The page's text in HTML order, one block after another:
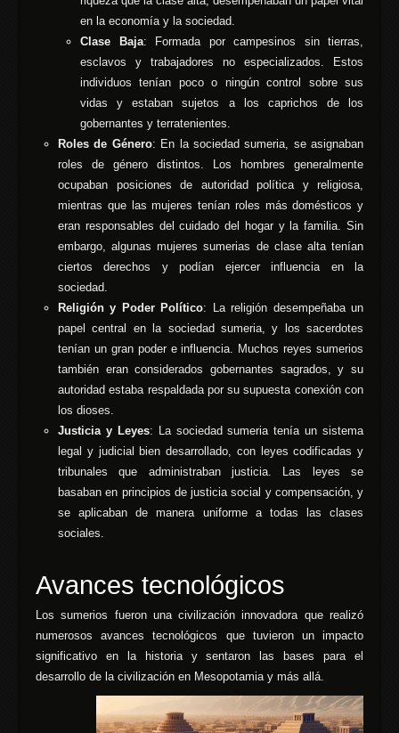
en la economía y la sociedad.
Clase Baja: Formada por campesinos sin tierras,
esclavos y trabajadores no especializados. Estos
individuos tenían poco o ningún control sobre sus
vidas y estaban sujetos a los caprichos de los
gobernantes y terratenientes.
Roles de Género: En la sociedad sumeria, se asignaban
roles de género distintos. Los hombres generalmente
ocupaban posiciones de autoridad política y religiosa,
mientras que las mujeres tenían roles más domésticos y
eran responsables del cuidado del hogar y la familia. Sin
embargo, algunas mujeres sumerias de clase alta tenían
ciertos derechos y podían ejercer influencia en la
sociedad.
Religión y Poder Político: La religión desempeñaba un
papel central en la sociedad sumeria, y los sacerdotes
tenían un gran poder e influencia. Muchos reyes sumerios
también eran considerados gobernantes sagrados, y su
autoridad estaba respaldada por su supuesta conexión con
los dioses.
Justicia y Leyes: La sociedad sumeria tenía un sistema
legal y judicial bien desarrollado, con leyes codificadas y
tribunales que administraban justicia. Las leyes se
basaban en principios de justicia social y compensación, y
se aplicaban de manera uniforme a todas las clases
sociales.
Avances tecnológicos
Los sumerios fueron una civilización innovadora que realizó
numerosos avances tecnológicos que tuvieron un impacto
significativo en la historia y sentaron las bases para el
desarrollo de la civilización en Mesopotamia y más allá.